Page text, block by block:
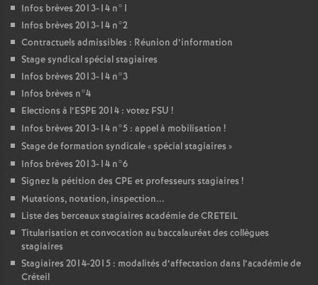
Infos brèves 2013-14 n°1
Infos brèves 2013-14 n°2
Contractuels admissibles : Réunion d’information
Stage syndical spécial stagiaires
Infos brèves 2013-14 n°3
Infos brèves n°4
Elections à l’ESPE 2014 : votez FSU !
Infos brèves 2013-14 n°5 : appel à mobilisation !
Stage de formation syndicale «spécial stagiaires »
Infos brèves 2013-14 n°6
Signez la pétition des CPE et professeurs stagiaires !
Mutations, notation, inspection...
Liste des berceaux stagiaires académie deCRETEIL
Titularisation et convocation au baccalauréat des collègues
stagiaires
Stagiaires 2014-2015 : modalités d’affectation dans l’académie de
Créteil